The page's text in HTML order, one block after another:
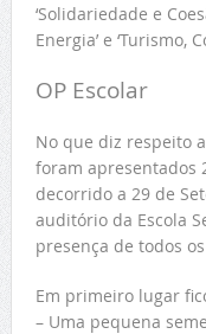
‘Solidariedade e
Energia’ e ‘Turismo,
OP Escolar
No que diz respeito
foram apresentados
decorrido a 29 de
auditório da Escola
presença de todos
Em primeiro lugar
– Uma pequena